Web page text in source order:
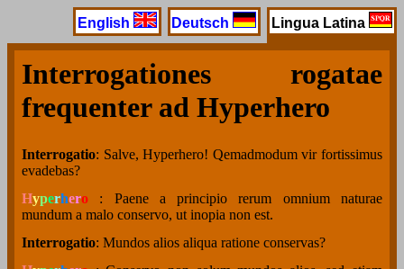
English Deutsch Lingua Latina
Interrogationes rogatae
frequenter ad Hyperhero
Interrogatio: Salve, Hyperhero! Qemadmodum vir fortissimus
evadebas?
Hyperhero : Paene a principio rerum omnium naturae
mundum a malo conservo, ut inopia non est.
Interrogatio: Mundos alios aliqua ratione conservas?